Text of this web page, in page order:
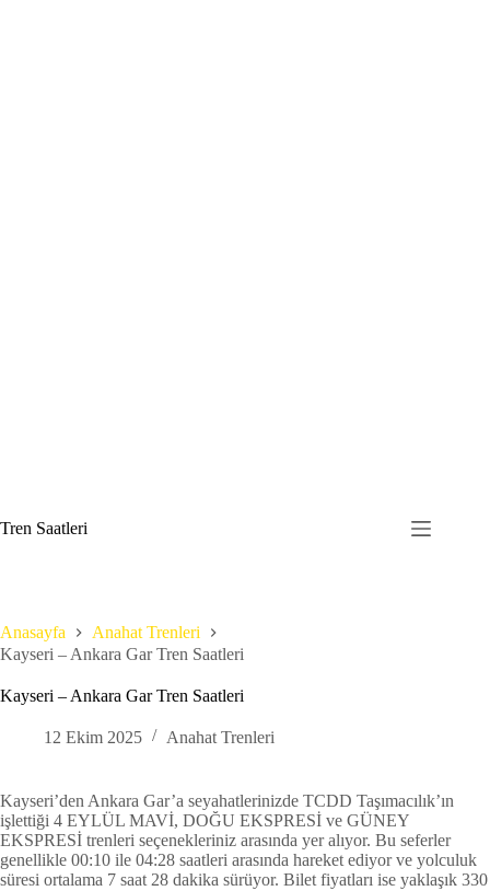
to
content
Tren Saatleri
Anasayfa
Anahat Trenleri
Kayseri – Ankara Gar Tren Saatleri
Kayseri – Ankara Gar Tren Saatleri
12 Ekim 2025 Anahat Trenleri
Kayseri’den Ankara Gar’a seyahatlerinizde TCDD Taşımacılık’ın
işlettiği 4 EYLÜL MAVİ, DOĞU EKSPRESİ ve GÜNEY
EKSPRESİ trenleri seçenekleriniz arasında yer alıyor. Bu seferler
genellikle 00:10 ile 04:28 saatleri arasında hareket ediyor ve yolculuk
süresi ortalama 7 saat 28 dakika sürüyor. Bilet fiyatları ise yaklaşık 330